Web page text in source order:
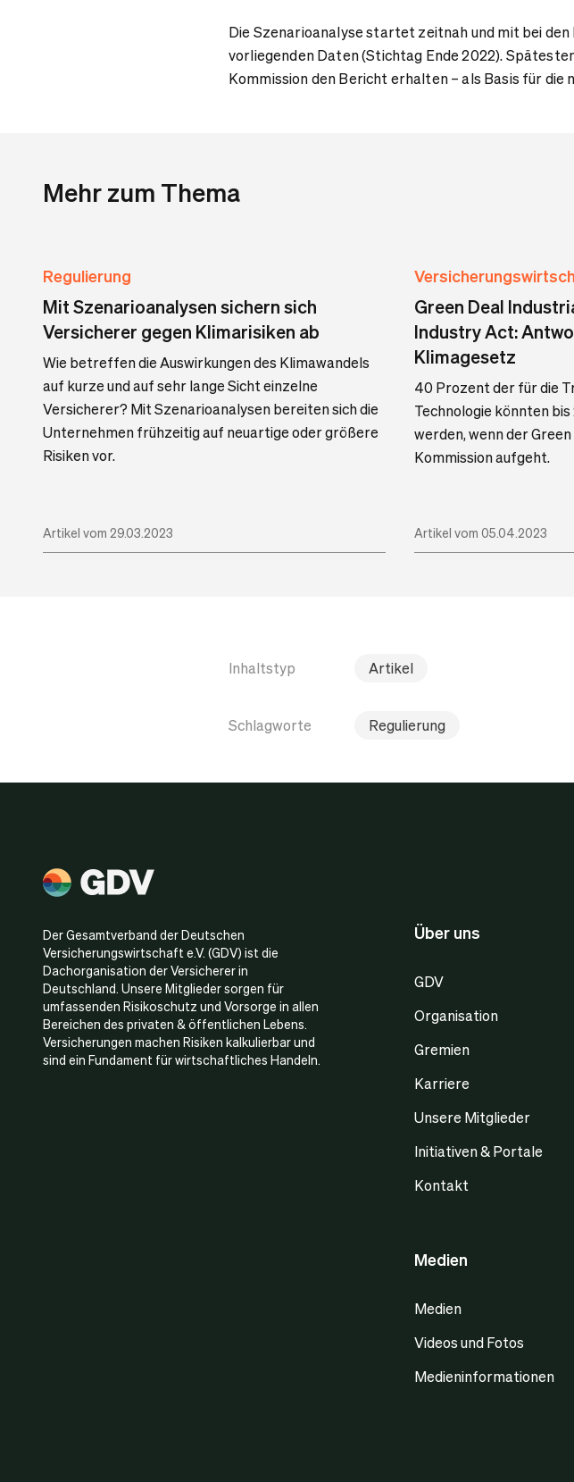
Die Szenarioanalyse startet zeitnah und mit bei den
vorliegenden Daten (Stichtag Ende 2022).
Kommission den Bericht erhalten – als Basis für die
Mehr zum Thema
Regulierung
Mit Szenarioanalysen sichern sich
Versicherer gegen Klimarisiken ab
Wie betreffen die Auswirkungen des Klimawandels
auf kurze und auf sehr lange Sicht einzelne
Versicherer? Mit Szenarioanalysen bereiten sich die
Unternehmen frühzeitig auf neuartige oder größere
Risiken vor.
Artikel vom 29.03.2023
Green Deal
Industry Act:
Klimagesetz
40 Prozent der für die
Technologie könnten
werden, wenn der
Kommission aufgeht.
Artikel vom 05.04.2023
Inhaltstyp Artikel
Schlagworte Regulierung
Der Gesamtverband der Deutschen
Versicherungswirtschaft e.V. (GDV) ist die
Dachorganisation der Versicherer in
Deutschland. Unsere Mitglieder sorgen für
umfassenden Risikoschutz und Vorsorge in allen
Bereichen des privaten & öffentlichen Lebens.
Versicherungen machen Risiken kalkulierbar und
sind ein Fundament für wirtschaftliches Handeln.
Über uns
GDV
Organisation
Gremien
Karriere
Unsere Mitglieder
Initiativen & Portale
Kontakt
Medien
Medien
Videos und Fotos
Medieninformationen